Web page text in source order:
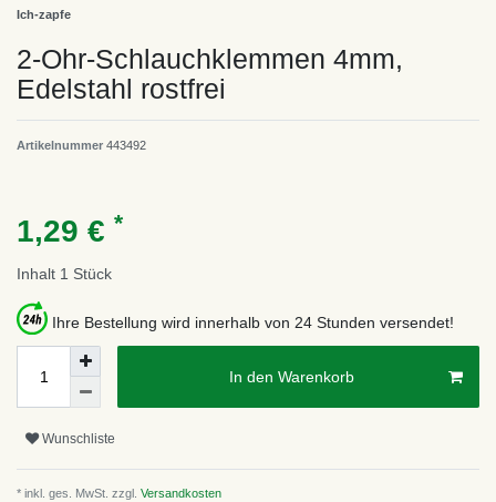
Ich-zapfe
2-Ohr-Schlauchklemmen 4mm,
Edelstahl rostfrei
Artikelnummer 443492
1,29 € *
Inhalt 1 Stück
Ihre Bestellung wird innerhalb von 24 Stunden versendet!
In den Warenkorb
Wunschliste
* inkl. ges. MwSt. zzgl. Versandkosten